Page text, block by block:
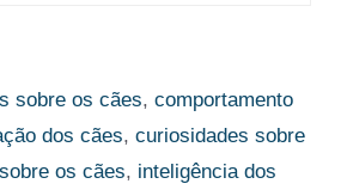
sobre os cães,comportamento
dos cães, curiosidades sobre
os cães, inteligência dos